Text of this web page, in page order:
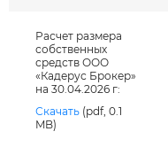
Расчет размера
собственных
средств ООО
«Кадерус Брокер»
на 30.04.2026 г:
Скачать (pdf, 0.1
MB)